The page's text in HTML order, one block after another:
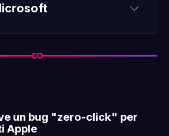
un bug "zero-click" per
Apple